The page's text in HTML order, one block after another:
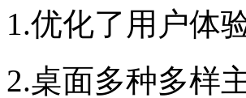
1.优化了用户体验
2.桌面多种多样